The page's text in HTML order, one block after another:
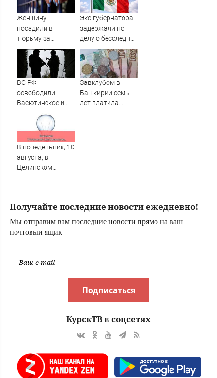
порнооткрытку и
в итоге пойдёт
новости,
подробности об
августа 2026 года
Женщину
посадили в
тюрьму за
необычное имя
сына
Экс-губернатора
задержали по
делу о бесследной
пропаже 43
студентов
ВС РФ
освободили
Васютинское и
Торецкое в ДНР -
Новости на
Вести.ru
Завклубом в
Башкирии семь
лет платила
В понедельник, 10
августа, в
Целинском
Получайте последние новости ежедневно!
Мы отправим вам последние новости прямо на ваш
почтовый ящик
Подписаться
КурскТВ в соцсетях